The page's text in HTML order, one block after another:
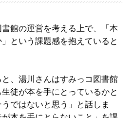
館の運営を考える上で、「本
という課題感を抱えていると
、湯川さんはすみっコ図書館
徒が本を手にとっているかと
ではないと思う」と話しま